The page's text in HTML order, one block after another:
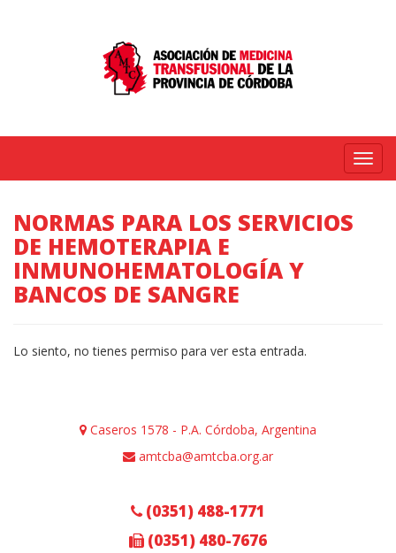
Menú
NORMAS PARA LOS SERVICIOS
DE HEMOTERAPIA E
INMUNOHEMATOLOGÍA Y
BANCOS DE SANGRE
Lo siento, no tienes permiso para ver esta entrada.
Caseros 1578 - P.A. Córdoba, Argentina
amtcba@amtcba.org.ar
(0351) 488-1771
(0351) 480-7676